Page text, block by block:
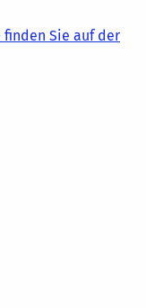
finden Sie auf der